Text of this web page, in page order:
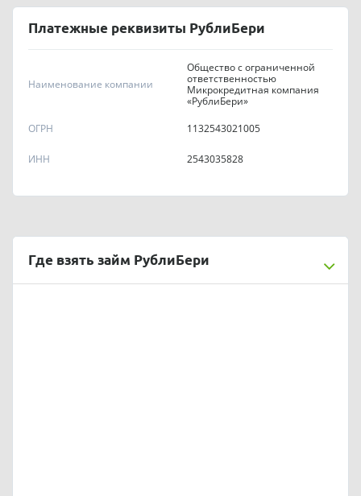
Платежные реквизиты РублиБери
Наименование компании
Общество с ограниченной
ответственностью
Микрокредитная компания
«РублиБери»
ОГРН
1132543021005
ИНН 2543035828
Где взять займ РублиБери